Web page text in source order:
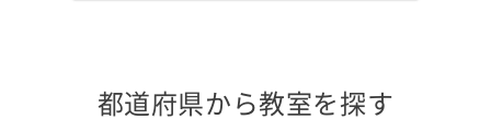
都道府県から教室を探す